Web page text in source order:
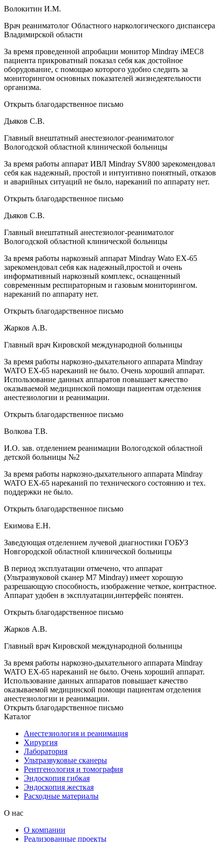
Волокитин И.М.
Врач реаниматолог Областного наркологического диспансера
Владимирской области
За время проведенной апробации монитор Mindray iMEC8
пациента прикроватный показал себя как достойное
оборудование, с помощью которого удобно следить за
мониторингом основных показателей жизнедеятельности
организма.
Открыть благодарственное письмо
Дьяков С.В.
Главный внештатный анестезиолог-реаниматолог
Вологодской областной клинической больницы
За время работы аппарат ИВЛ Mindray SV800 зарекомендовал
себя как надежный, простой и интуитивно понятный, отказов
и аварийных ситуаций не было, нареканий по аппарату нет.
Открыть благодарственное письмо
Дьяков С.В.
Главный внештатный анестезиолог-реаниматолог
Вологодской областной клинической больницы
За время работы наркозный аппарат Mindray Wato EX-65
зарекомендовал себя как надежный,простой и очень
информативный наркозный комплекс, оснащенный
современным респираторным и газовым мониторингом.
нареканий по аппарату нет.
Открыть благодарственное письмо
Жарков А.В.
Главный врач Кировской международной больницы
За время работы наркозно-дыхательного аппарата Mindray
WATO EX-65 нареканий не было. Очень хороший аппарат.
Использование данных аппаратов повышает качество
оказываемой медицинской помощи пациентам отделения
анестезиологии и реанимации.
Открыть благодарственное письмо
Волкова Т.В.
И.О. зав. отделением реанимации Вологодской областной
детской больницы №2
За время работы наркозно-дыхательного аппарата Mindray
WATO EX-65 нареканий по технического состоянию и тех.
поддержки не было.
Открыть благодарственное письмо
Екимова Е.Н.
Заведующая отделением лучевой диагностики ГОБУЗ
Новгородской областной клинической больницы
В период эксплуатации отмечено, что аппарат
(Ультразвуковой сканер М7 Mindray) имеет хорошую
разрешающую способность, изображение четкое, контрастное.
Аппарат удобен в эксплуатации,интерфейс понятен.
Открыть благодарственное письмо
Жарков А.В.
Главный врач Кировской международной больницы
За время работы наркозно-дыхательного аппарата Mindray
WATO EX-65 нареканий не было. Очень хороший аппарат.
Использование данных аппаратов повышает качество
оказываемой медицинской помощи пациентам отделения
анестезиологии и реанимации.
Открыть благодарственное письмо
Каталог
Анестезиология и реанимация
Хирургия
Лаборатория
Ультразвуковые сканеры
Рентгенология и томография
Эндоскопия гибкая
Эндоскопия жесткая
Расходные материалы
О нас
О компании
Реализованные проекты